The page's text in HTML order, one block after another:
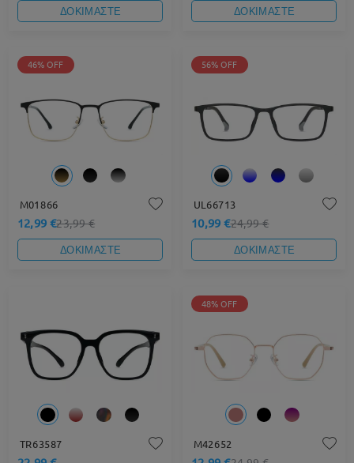
ΔΟΚΙΜΑΣΤΕ ΔΟΚΙΜΑΣΤΕ
46% OFF
M01866
12,99 €23,99 €
ΔΟΚΙΜΑΣΤΕ
56% OFF
UL66713
10,99 €24,99 €
ΔΟΚΙΜΑΣΤΕ
TR63587
48% OFF
M42652